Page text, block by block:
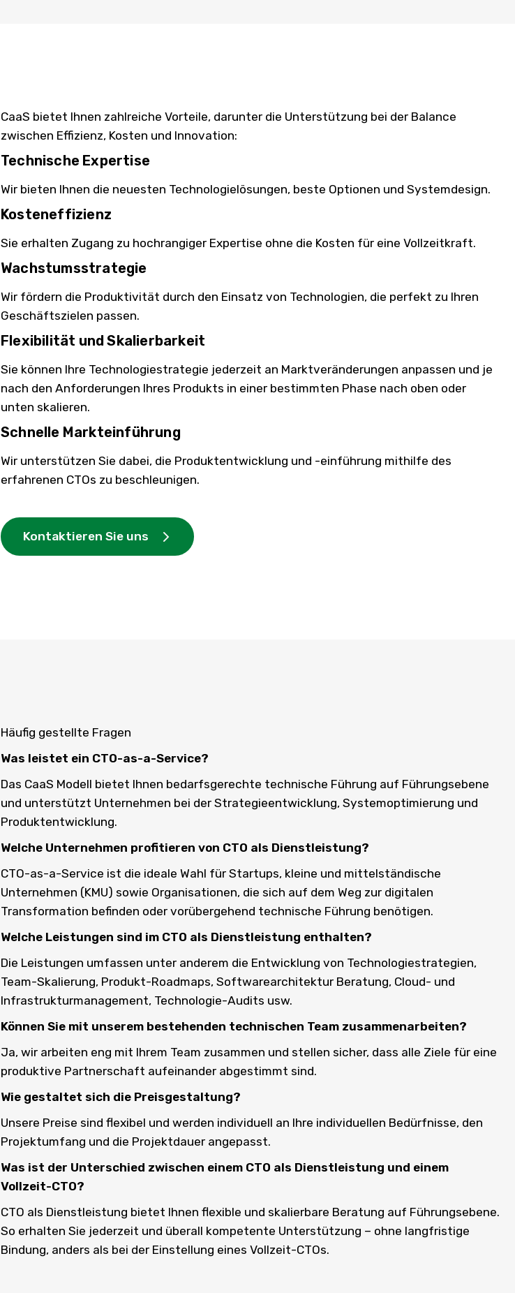
CaaS bietet Ihnen zahlreiche Vorteile, darunter die Unterstützung bei der Balance
zwischen Effizienz, Kosten und Innovation:
Technische Expertise
Wir bieten Ihnen die neuesten Technologielösungen, beste Optionen und Systemdesign.
Kosteneffizienz
Sie erhalten Zugang zu hochrangiger Expertise ohne die Kosten für eine Vollzeitkraft.
Wachstumsstrategie
Wir fördern die Produktivität durch den Einsatz von Technologien, die perfekt zu Ihren
Geschäftszielen passen.
Flexibilität und Skalierbarkeit
Sie können Ihre Technologiestrategie jederzeit an Marktveränderungen anpassen und je
nach den Anforderungen Ihres Produkts in einer bestimmten Phase nach oben oder
unten skalieren.
Schnelle Markteinführung
Wir unterstützen Sie dabei, die Produktentwicklung und -einführung mithilfe des
erfahrenen CTOs zu beschleunigen.
Kontaktieren Sie uns
Häufig gestellte Fragen
Was leistet ein CTO-as-a-Service?
Das CaaS Modell bietet Ihnen bedarfsgerechte technische Führung auf Führungsebene
und unterstützt Unternehmen bei der Strategieentwicklung, Systemoptimierung und
Produktentwicklung.
Welche Unternehmen profitieren von CTO als Dienstleistung?
CTO-as-a-Service ist die ideale Wahl für Startups, kleine und mittelständische
Unternehmen (KMU) sowie Organisationen, die sich auf dem Weg zur digitalen
Transformation befinden oder vorübergehend technische Führung benötigen.
Welche Leistungen sind im CTO als Dienstleistung enthalten?
Die Leistungen umfassen unter anderem die Entwicklung von Technologiestrategien,
Team-Skalierung, Produkt-Roadmaps, Softwarearchitektur Beratung, Cloud- und
Infrastrukturmanagement, Technologie-Audits usw.
Können Sie mit unserem bestehenden technischen Team zusammenarbeiten?
Ja, wir arbeiten eng mit Ihrem Team zusammen und stellen sicher, dass alle Ziele für eine
produktive Partnerschaft aufeinander abgestimmt sind.
Wie gestaltet sich die Preisgestaltung?
Unsere Preise sind flexibel und werden individuell an Ihre individuellen Bedürfnisse, den
Projektumfang und die Projektdauer angepasst.
Was ist der Unterschied zwischen einem CTO als Dienstleistung und einem
Vollzeit-CTO?
CTO als Dienstleistung bietet Ihnen flexible und skalierbare Beratung auf Führungsebene.
So erhalten Sie jederzeit und überall kompetente Unterstützung – ohne langfristige
Bindung, anders als bei der Einstellung eines Vollzeit-CTOs.